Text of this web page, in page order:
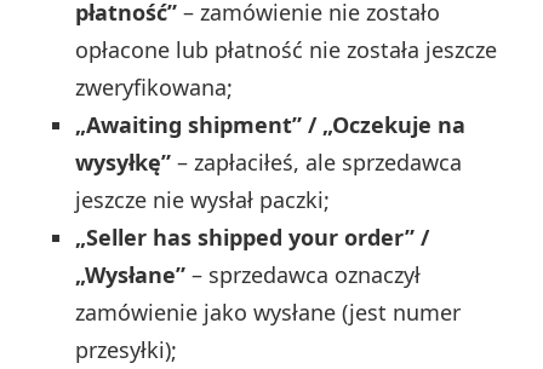
płatność” – zamówienie nie zostało
opłacone lub płatność nie została jeszcze
zweryfikowana;
„Awaiting shipment” / „Oczekuje na
wysyłkę” – zapłaciłeś, ale sprzedawca
jeszcze nie wysłał paczki;
„Seller has shipped your order” /
„Wysłane” – sprzedawca oznaczył
zamówienie jako wysłane (jest numer
przesyłki);